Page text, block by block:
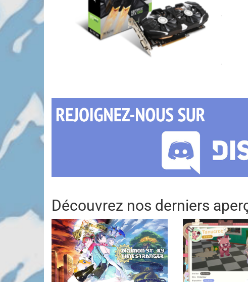
Découvrez nos derniers